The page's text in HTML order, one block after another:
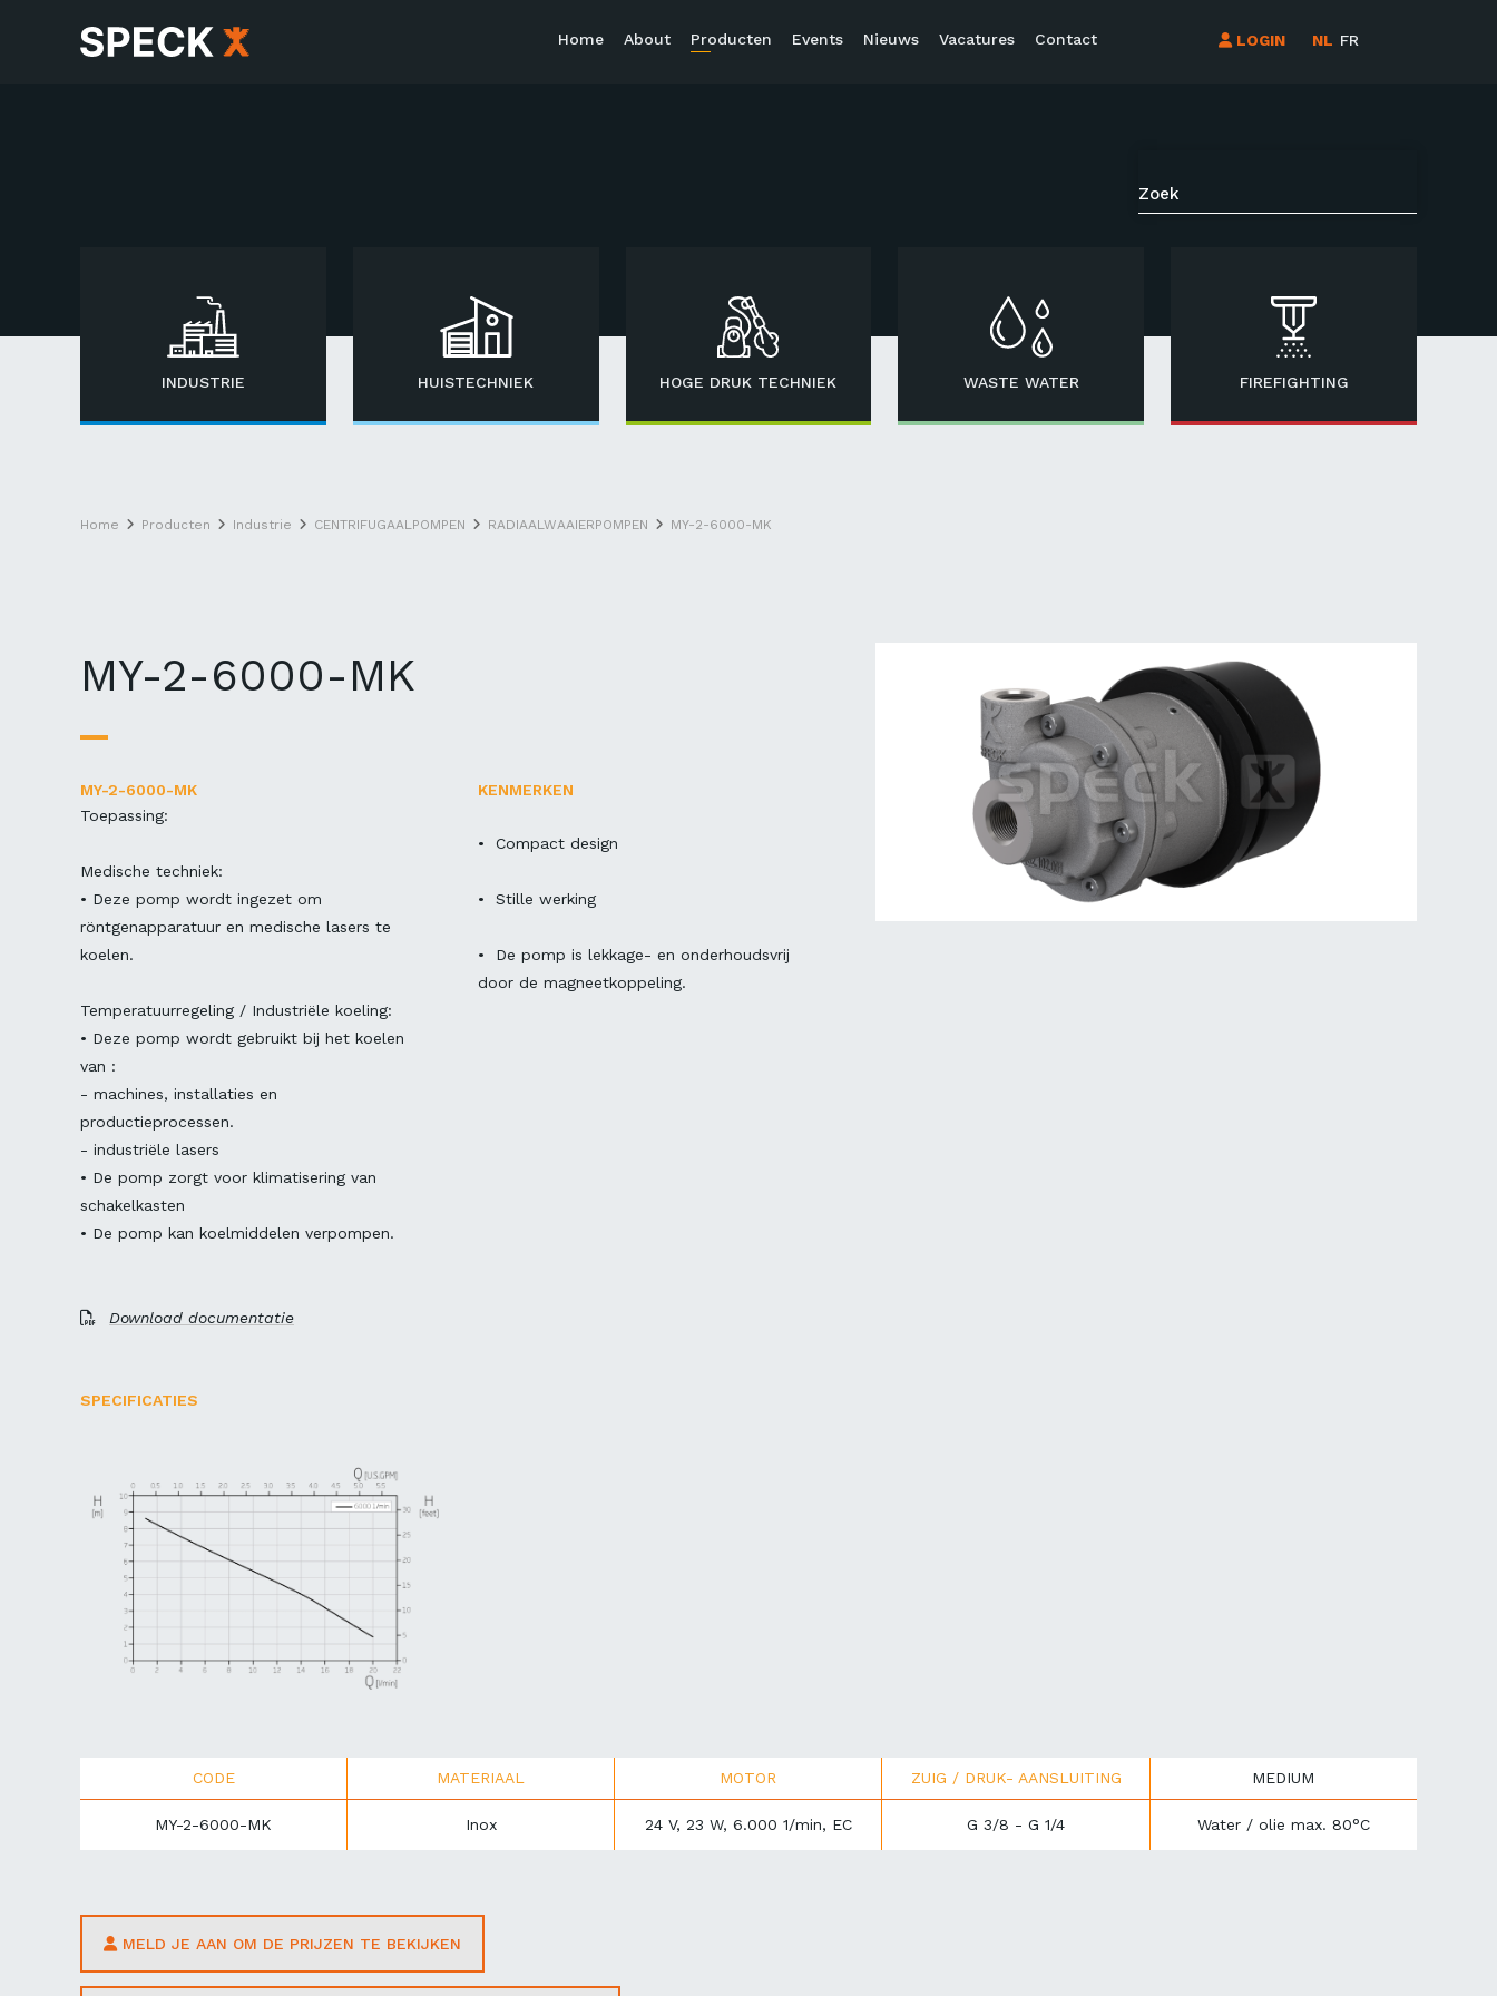
Home About Producten Events Nieuws Vacatures Contact LOGIN NL FR
INDUSTRIE HUISTECHNIEK HOGE DRUK TECHNIEK WASTE WATER FIREFIGHTING
Home Producten Industrie CENTRIFUGAALPOMPEN RADIAALWAAIERPOMPEN MY-2-6000-MK
MY-2-6000-MK
MY-2-6000-MK
Toepassing:
Medische techniek:
• Deze pomp wordt ingezet om
röntgenapparatuur en medische lasers te
koelen.
Temperatuurregeling / Industriële koeling:
• Deze pomp wordt gebruikt bij het koelen
van :
- machines, installaties en
productieprocessen.
- industriële lasers
• De pomp zorgt voor klimatisering van
schakelkasten
• De pomp kan koelmiddelen verpompen.
KENMERKEN
• Compact design
• Stille werking
• De pomp is lekkage- en onderhoudsvrij
door de magneetkoppeling.
Download documentatie
SPECIFICATIES
CODE MATERIAAL MOTOR ZUIG / DRUK- AANSLUITING MEDIUM
MY-2-6000-MK Inox 24 V, 23 W, 6.000 1/min, EC G 3/8 - G 1/4 Water / olie max. 80°C
MELD JE AAN OM DE PRIJZEN TE BEKIJKEN